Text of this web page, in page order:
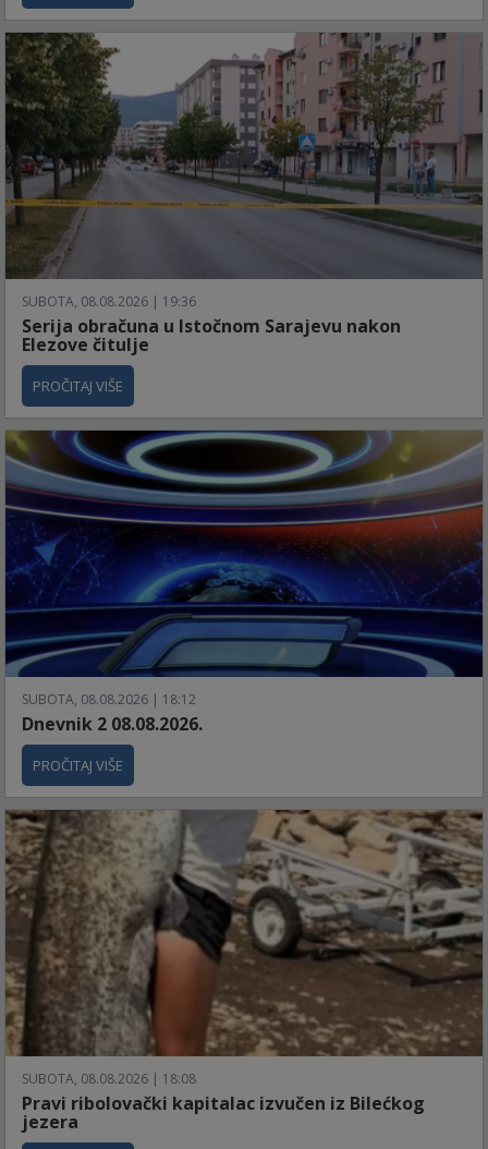
SUBOTA, 08.08.2026 | 19:36
Serija obračuna u Istočnom Sarajevu nakon
Elezove čitulje
PROČITAJ VIŠE
SUBOTA, 08.08.2026 | 18:12
Dnevnik 2 08.08.2026.
PROČITAJ VIŠE
SUBOTA, 08.08.2026 | 18:08
Pravi ribolovački kapitalac izvučen iz Bilećkog
jezera